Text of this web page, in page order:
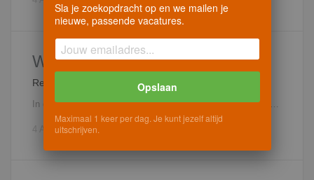
Werkvoorbereider Utiliteitsbouw
Regio Tilburg Propylon
4 Augustus 2026
Sla je zoekopdracht op en we mailen je
nieuwe, passende vacatures.
Opslaan
Maximaal 1 keer per dag. Je kunt jezelf altijd
uitschrijven.